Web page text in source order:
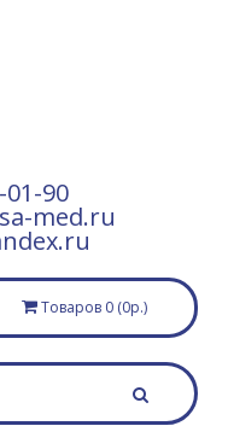
01-90
med.ru
Товаров 0 (0р.)